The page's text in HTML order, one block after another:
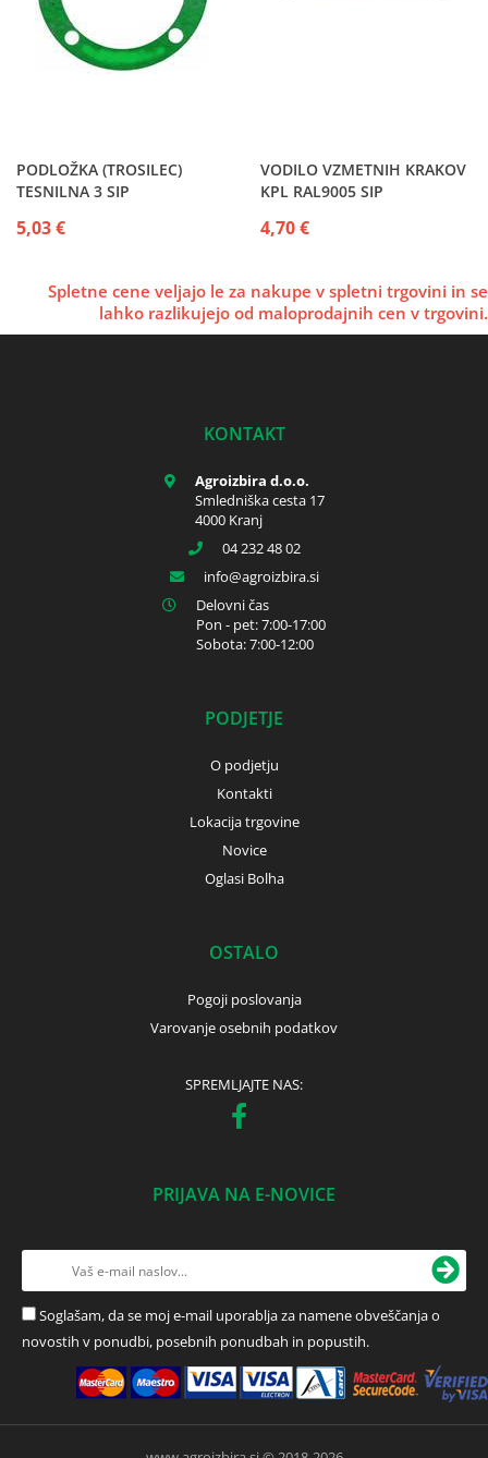
PODLOŽKA (TROSILEC)
TESNILNA 3 SIP
5,03 €
VODILO VZMETNIH KRAKOV
KPL RAL9005 SIP
4,70 €
Spletne cene veljajo le za nakupe v spletni trgovini in se
lahko razlikujejo od maloprodajnih cen v trgovini.
KONTAKT
Agroizbira d.o.o.
Smledniška cesta 17
4000 Kranj
04 232 48 02
info
agroizbira.si
Delovni čas
Pon - pet: 7:00-17:00
Sobota: 7:00-12:00
PODJETJE
O podjetju
Kontakti
Lokacija trgovine
Novice
Oglasi Bolha
OSTALO
Pogoji poslovanja
Varovanje osebnih podatkov
SPREMLJAJTE NAS:
PRIJAVA NA E-NOVICE
Soglašam, da se moj e-mail uporablja za namene obveščanja o
novostih v ponudbi, posebnih ponudbah in popustih.